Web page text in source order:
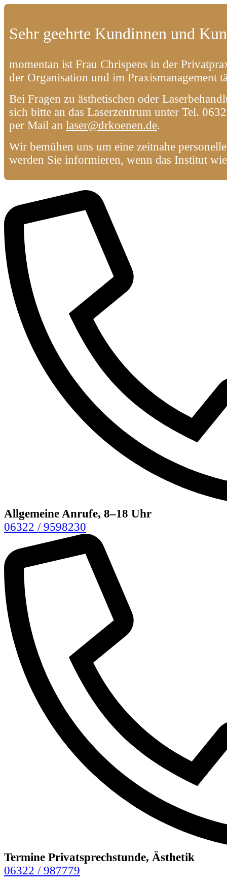
Sehr geehrte Kundinnen und
momentan ist Frau Chrispens in der
der Organisation und im Praxismanagement
Bei Fragen zu ästhetischen oder
sich bitte an das Laserzentrum unter Tel.
per Mail an laser@drkoenen.de.
Wir bemühen uns um eine zeitnahe
werden Sie informieren, wenn das Institut
Allgemeine Anrufe, 8–18 Uhr
06322 / 9598230
Termine Privatsprechstunde, Ästhetik
06322 / 987779